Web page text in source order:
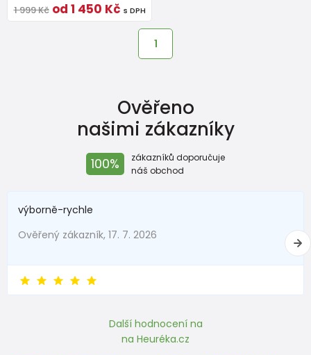
1 999 Kč od 1 450 Kč s DPH
1
Ověřeno
našimi zákazníky
100%
zákazníků doporučuje
náš obchod
výborně-rychle
Ověřený zákazník, 17. 7. 2026
Další hodnocení na
na Heuréka.cz